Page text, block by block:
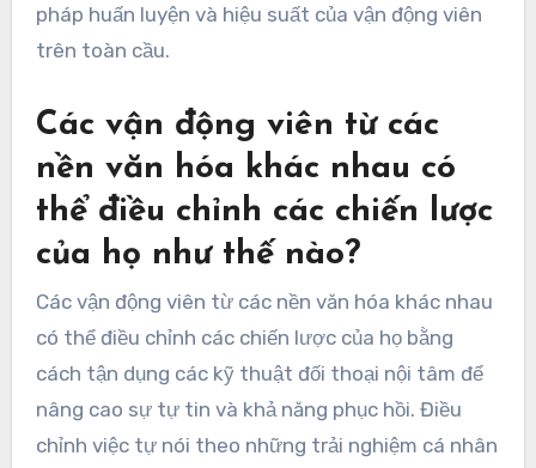
pháp huấn luyện và hiệu suất của vận động viên
trên toàn cầu.
Các vận động viên từ các
nền văn hóa khác nhau có
thể điều chỉnh các chiến lược
của họ như thế nào?
Các vận động viên từ các nền văn hóa khác nhau
có thể điều chỉnh các chiến lược của họ bằng
cách tận dụng các kỹ thuật đối thoại nội tâm để
nâng cao sự tự tin và khả năng phục hồi. Điều
chỉnh việc tự nói theo những trải nghiệm cá nhân